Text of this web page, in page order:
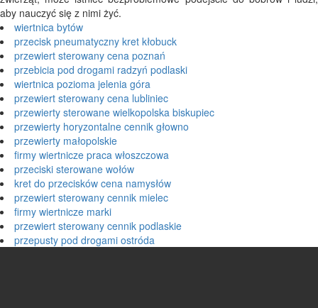
aby nauczyć się z nimi żyć.
wiertnica bytów
przecisk pneumatyczny kret kłobuck
przewiert sterowany cena poznań
przebicia pod drogami radzyń podlaski
wiertnica pozioma jelenia góra
przewiert sterowany cena lubliniec
przewierty sterowane wielkopolska biskupiec
przewierty horyzontalne cennik głowno
przewierty małopolskie
firmy wiertnicze praca włoszczowa
przeciski sterowane wołów
kret do przecisków cena namysłów
przewiert sterowany cennik mielec
firmy wiertnicze marki
przewiert sterowany cennik podlaskie
przepusty pod drogami ostróda